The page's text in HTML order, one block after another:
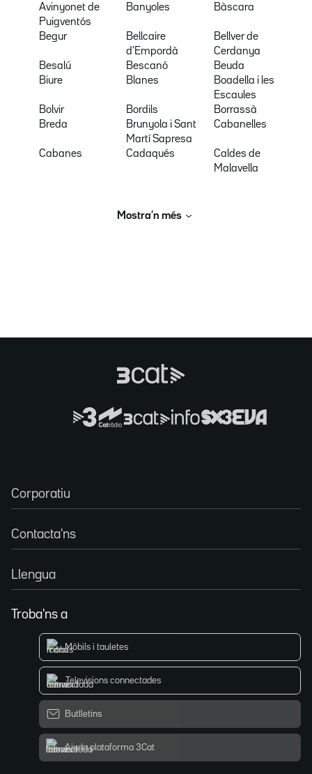
Avinyonet de
Puigventós
Banyoles Bàscara
Begur
Bellcaire
d'Empordà
Bellver de
Cerdanya
Besalú
Bescanó
Beuda
Biure
Blanes
Boadella i les
Escaules
Bolvir
Bordils
Borrassà
Breda
Brunyola i Sant
Martí Sapresa
Cabanelles
Cabanes Cadaqués
Caldes de
Malavella
Mostra’n més
Corporatiu
Contacta'ns
Llengua
Troba'ns a
Mòbils i tauletes
Televisions connectades
Butlletins
Ajuda plataforma 3Cat